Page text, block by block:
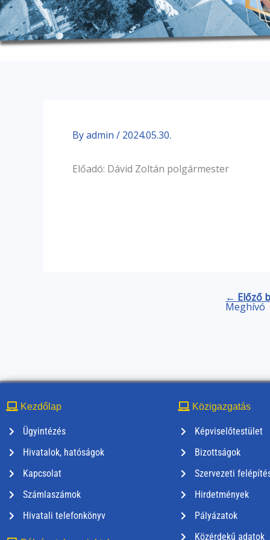
Byadmin / 2024.05.30.
Előadó: Dávid Zoltán polgármester
← Előző
Meghívó
Kezdőlap
Ügyintézés
Hivatalok, hatóságok
Kapcsolat
Számlaszámok
Hivatali telefonkönyv
Közigazgatás
Képviselőtestület
Bizottságok
Szervezeti
Hirdetmények
Pályázatok
Közérdekű adatok